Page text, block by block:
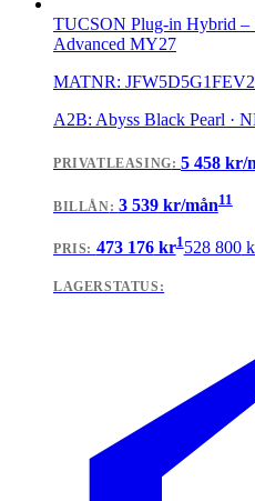
TUCSON Plug-in Hybrid –
Advanced MY27
MATNR:
A2B: Abyss Black Pearl ·
PRIVATLEASING:5 458 kr/
BILLÅN: 3 539kr/mån11
PRIS: 473 176kr1528 800
LAGERSTATUS: